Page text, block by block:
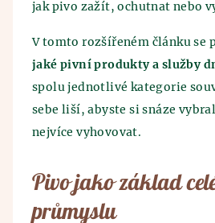
jak pivo zažít, ochutnat nebo
V tomto rozšířeném článku se
jaké pivní produkty a služby
spolu jednotlivé kategorie
sebe liší, abyste si snáze
nejvíce vyhovovat.
Pivo jako základ
průmyslu
uskladnili a tím byl vynalezen
středověku, kdy bylo z pramenů
vědění o blahodárných účincích
Již v této době objevili
lázní a pivních koupelí.
mletím sladu a následným
posléze ochladí a použijí se
pivní polotovar se uloží do
leží a zraje. Po ležení a zrání piva
křemelinová a mikrobiologická